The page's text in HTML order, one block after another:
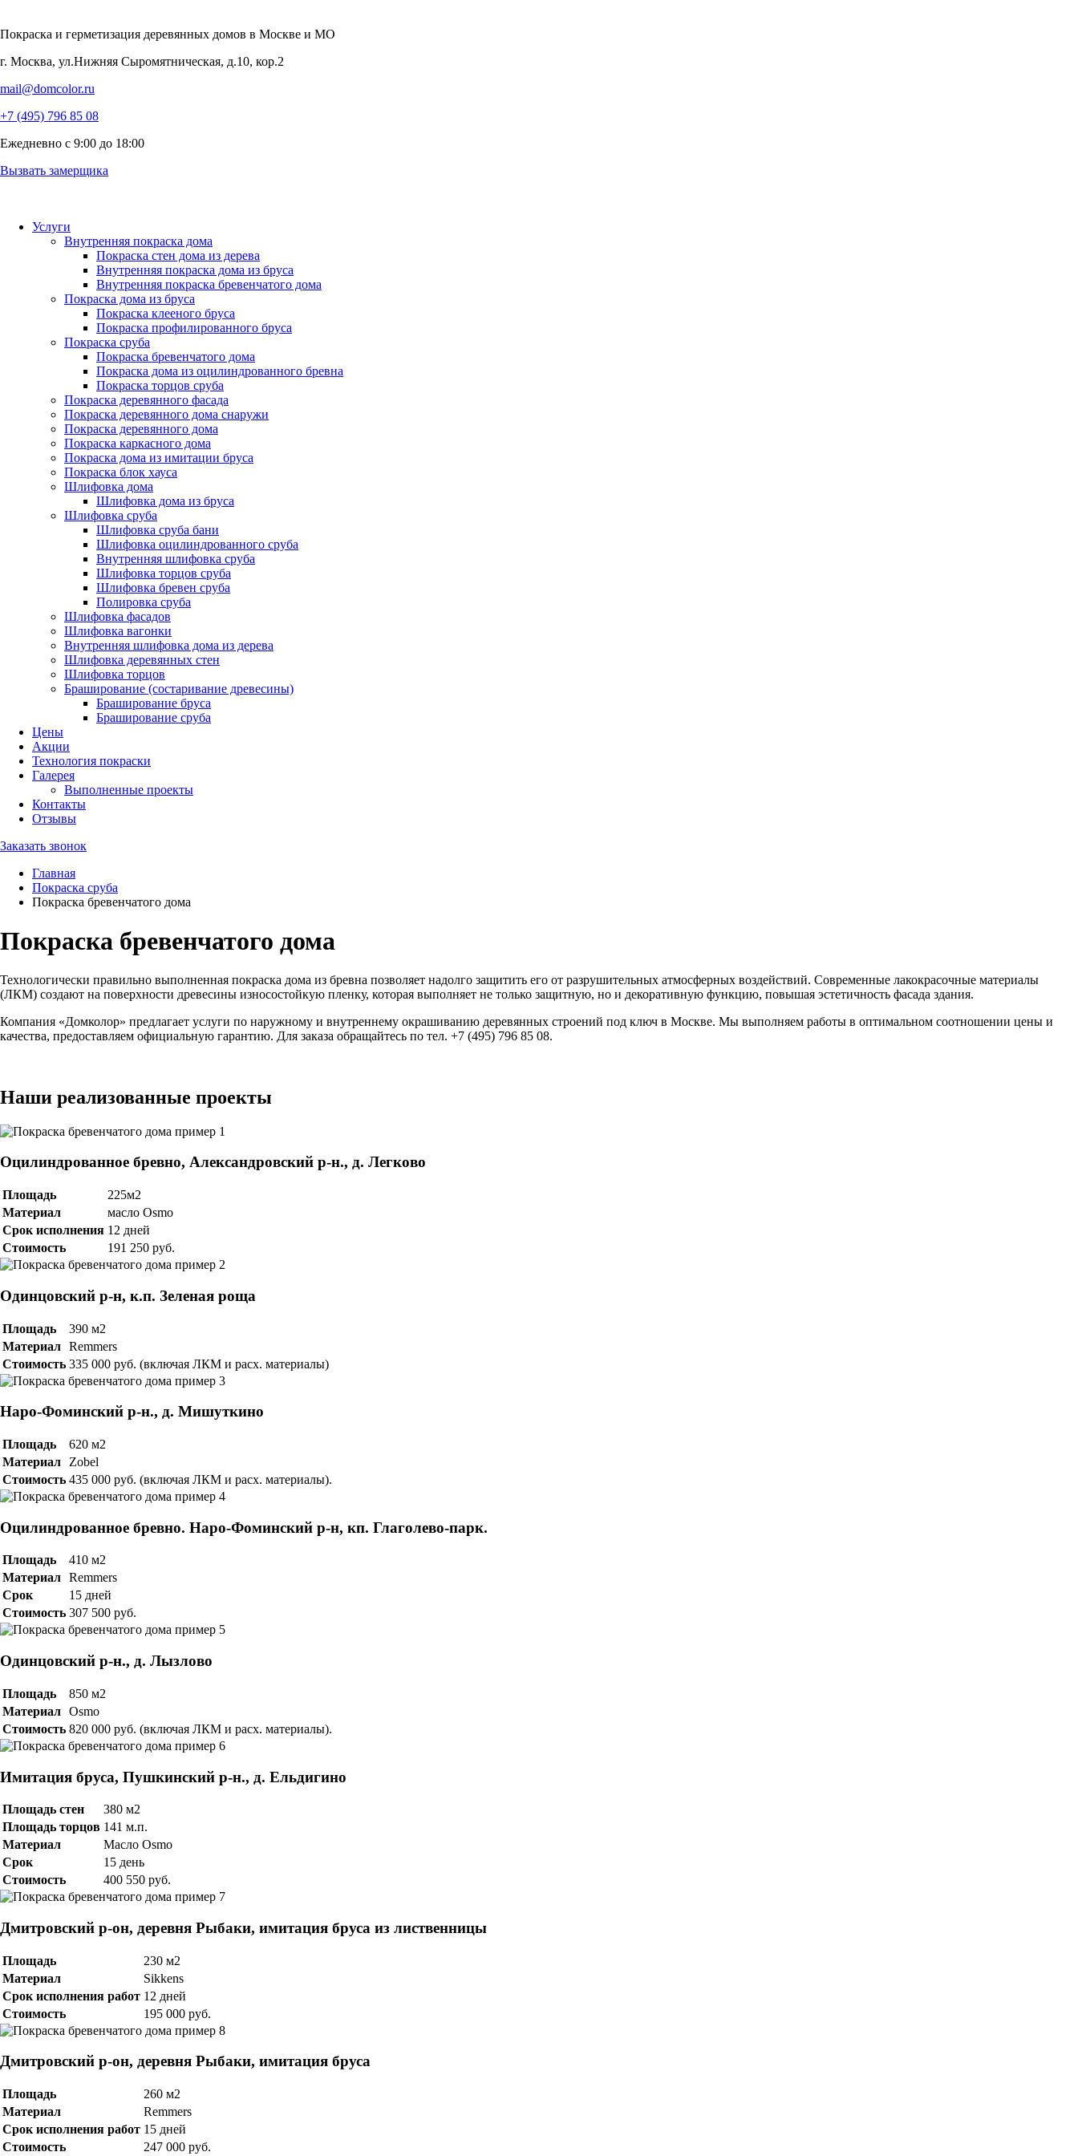
Покраска и герметизация деревянных домов в Москве и МО
г. Москва, ул.Нижняя Сыромятническая, д.10, кор.2
mail@domcolor.ru
+7 (495) 796 85 08
Ежедневно с 9:00 до 18:00
Вызвать замерщика
Услуги
Внутренняя покраска дома
Покраска стен дома из дерева
Внутренняя покраска дома из бруса
Внутренняя покраска бревенчатого дома
Покраска дома из бруса
Покраска клееного бруса
Покраска профилированного бруса
Покраска сруба
Покраска бревенчатого дома
Покраска дома из оцилиндрованного бревна
Покраска торцов сруба
Покраска деревянного фасада
Покраска деревянного дома снаружи
Покраска деревянного дома
Покраска каркасного дома
Покраска дома из имитации бруса
Покраска блок хауса
Шлифовка дома
Шлифовка дома из бруса
Шлифовка сруба
Шлифовка сруба бани
Шлифовка оцилиндрованного сруба
Внутренняя шлифовка сруба
Шлифовка торцов сруба
Шлифовка бревен сруба
Полировка сруба
Шлифовка фасадов
Шлифовка вагонки
Внутренняя шлифовка дома из дерева
Шлифовка деревянных стен
Шлифовка торцов
Браширование (состаривание древесины)
Браширование бруса
Браширование сруба
Цены
Акции
Технология покраски
Галерея
Выполненные проекты
Контакты
Отзывы
Заказать звонок
Главная
Покраска сруба
Покраска бревенчатого дома
Покраска бревенчатого дома
Технологически правильно выполненная покраска дома из бревна позволяет надолго защитить его от разрушительных атмосферных воздействий. Современные лакокрасочные материалы
(ЛКМ) создают на поверхности древесины износостойкую пленку, которая выполняет не только защитную, но и декоративную функцию, повышая эстетичность фасада здания.
Компания «Домколор» предлагает услуги по наружному и внутреннему окрашиванию деревянных строений под ключ в Москве. Мы выполняем работы в оптимальном соотношении цены и
качества, предоставляем официальную гарантию. Для заказа обращайтесь по тел. +7 (495) 796 85 08.
Наши реализованные проекты
Оцилиндрованное бревно, Александровский р-н., д. Легково
Площадь
225м2
Материал
масло Osmo
Срок исполнения 12 дней
Стоимость
191 250 руб.
Одинцовский р-н, к.п. Зеленая роща
Площадь
390 м2
Материал Remmers
Стоимость 335 000 руб. (включая ЛКМ и расх. материалы)
Наро-Фоминский р-н., д. Мишуткино
Площадь
620 м2
Материал
Zobel
Стоимость 435 000 руб. (включая ЛКМ и расх. материалы).
Оцилиндрованное бревно. Наро-Фоминский р-н, кп. Глаголево-парк.
Площадь
410 м2
Материал Remmers
Срок
15 дней
Стоимость 307 500 руб.
Одинцовский р-н., д. Лызлово
Площадь
850 м2
Материал Osmo
Стоимость 820 000 руб. (включая ЛКМ и расх. материалы).
Имитация бруса, Пушкинский р-н., д. Ельдигино
Площадь стен
380 м2
Площадь торцов 141 м.п.
Материал
Масло Osmo
Срок
15 день
Стоимость
400 550 руб.
Дмитровский р-он, деревня Рыбаки, имитация бруса из лиственницы
Площадь
230 м2
Материал
Sikkens
Срок исполнения работ 12 дней
Стоимость
195 000 руб.
Дмитровский р-он, деревня Рыбаки, имитация бруса
Площадь
260 м2
Материал
Remmers
Срок исполнения работ 15 дней
Стоимость
247 000 руб.